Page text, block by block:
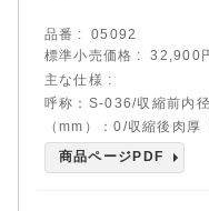
品番
05092
標準小売価格
32,900
主な仕様
呼称：S-036/収縮前内
（mm）：0/収縮後肉厚
商品ページPDF